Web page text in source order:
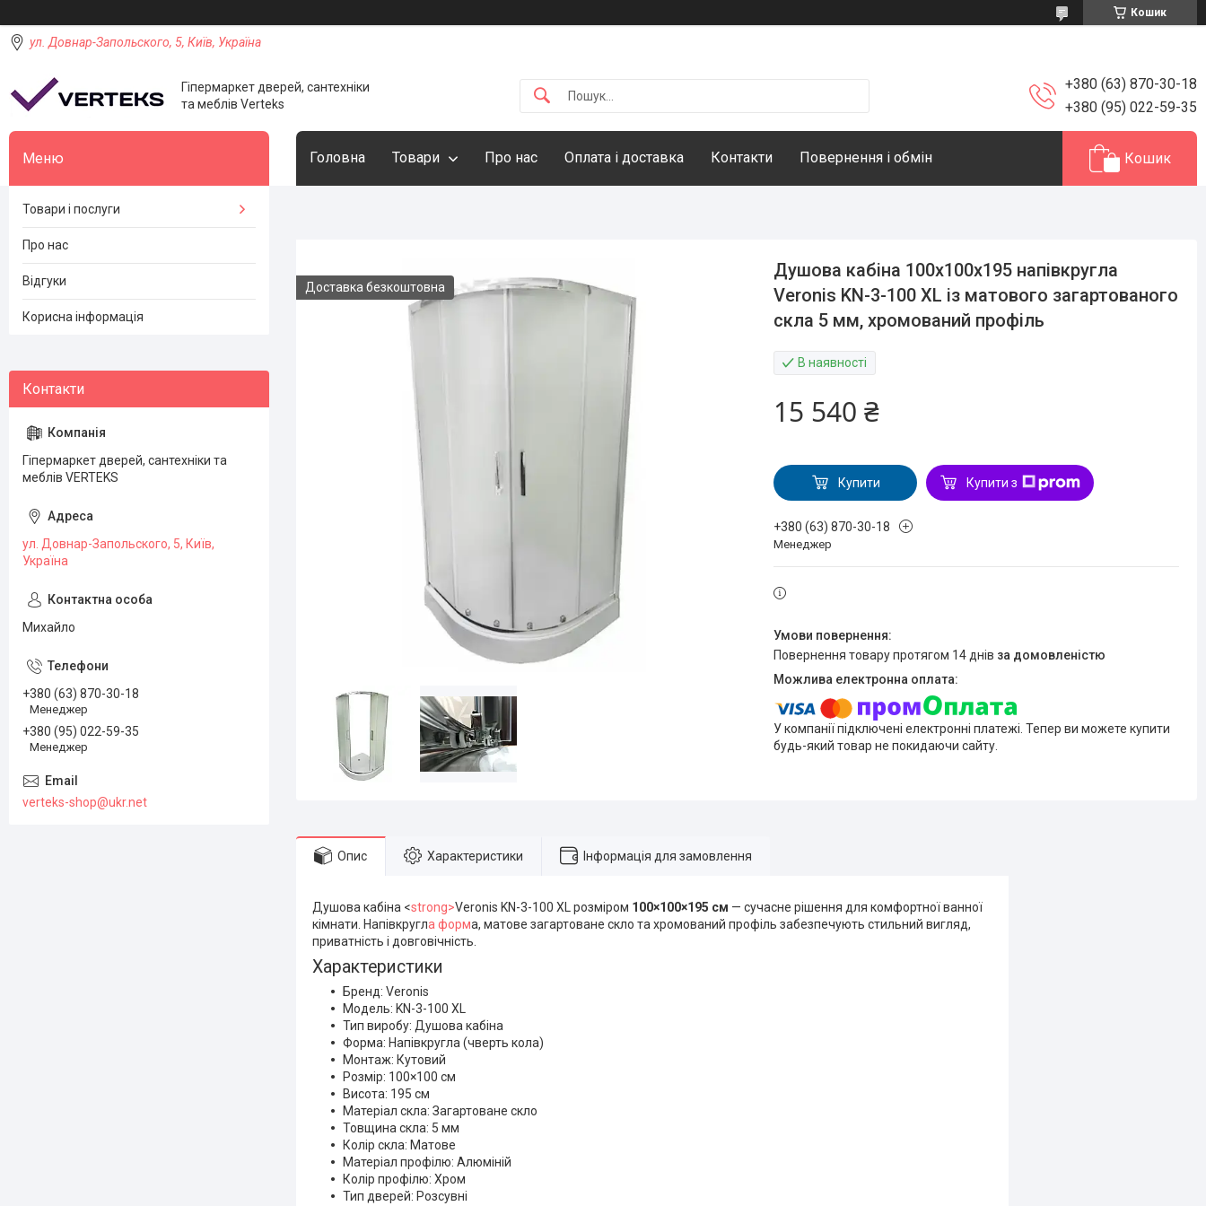
Кошик
ул. Довнар-Запольского, 5, Київ, Україна
Гіпермаркет дверей, сантехніки
та меблів Verteks
+380 (63) 870-30-18
+380 (95) 022-59-35
Головна Товари Про нас Оплата і доставка Контакти Повернення і обмін Кошик
Доставка безкоштовна
Душова кабіна 100х100х195 напівкругла
Veronis KN-3-100 XL із матового загартованого
скла 5 мм, хромований профіль
В наявності
15 540 ₴
Купити Купити з
+380 (63) 870-30-18
Менеджер
повернення товару протягом 14 днів за домовленістю
У компанії підключені електронні платежі. Тепер ви можете купити
будь-який товар не покидаючи сайту.
Опис Характеристики Інформація для замовлення
Душова кабіна <strong>Veronis KN-3-100 XL розміром 100×100×195 см — сучасне рішення для комфортної ванної
кімнати. Напівкругла форма, матове загартоване скло та хромований профіль забезпечують стильний вигляд,
приватність і довговічність.
Характеристики
Бренд: Veronis
Модель: KN-3-100 XL
Тип виробу: Душова кабіна
Форма: Напівкругла (чверть кола)
Монтаж: Кутовий
Розмір: 100×100 см
Висота: 195 см
Матеріал скла: Загартоване скло
Товщина скла: 5 мм
Колір скла: Матове
Матеріал профілю: Алюміній
Колір профілю: Хром
Тип дверей: Розсувні
Товари і послуги
Про нас
Відгуки
Корисна інформація
Гіпермаркет дверей, сантехніки та
меблів VERTEKS
ул. Довнар-Запольского, 5, Київ,
Україна
Михайло
+380 (63) 870-30-18
Менеджер
+380 (95) 022-59-35
Менеджер
verteks-shop@ukr.net